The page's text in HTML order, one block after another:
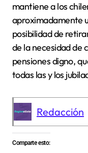
mantiene a los
aproximadamente
posibilidad de
de la necesidad de
pensiones digno,
todas las y los
Redacción
Comparte esto: